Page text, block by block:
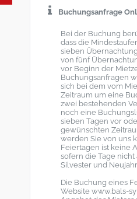
Buchungsanfrage
Bei der Buchung
dass die
sieben
von fünf
vor Beginn der
Buchungsanfragen
sich bei dem vom
Zeitraum um eine
zwei bestehenden
noch eine
sieben Tagen vor
gewünschten
werden Sie von uns
Feiertagen ist keine
sofern die Tage nicht
Silvester und
Die Buchung eines
Website www.bals-